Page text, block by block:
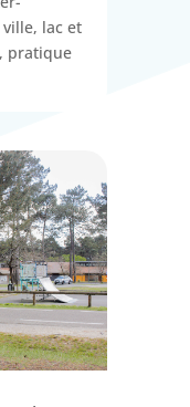
lac et
pratique